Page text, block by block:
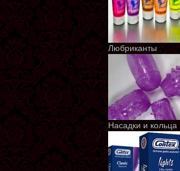
Любриканты
Насадки и кольца